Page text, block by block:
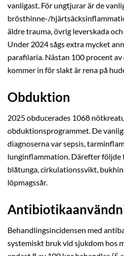
vanligast. För ungtjurar är de
brösthinne-/
äldre trauma, övrig leverskada
Under 2024 sågs extra mycket
parafilaria. Nästan 100 procent
kommer in för slakt är rena på
Obduktion
2025 obducerades 1068
obduktionsprogrammet. De
diagnoserna var sepsis,
lunginflammation. Därefter följde
blåtunga, cirkulationssvikt,
löpmagssår.
Behandlingsincidensen med
systemiskt bruk vid sjukdom hos